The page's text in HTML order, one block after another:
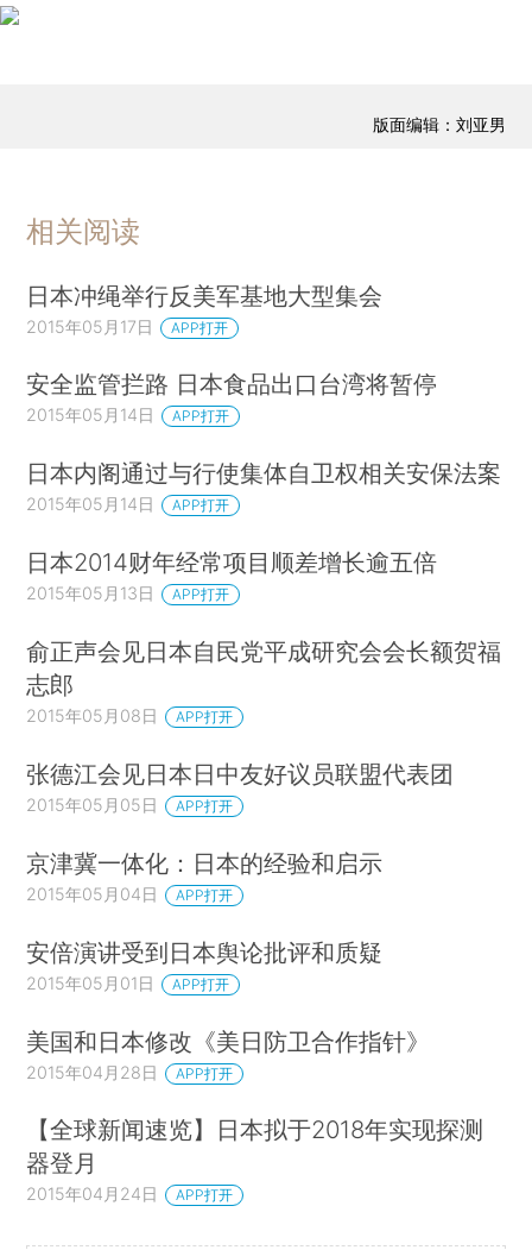
版面编辑：刘亚男
相关阅读
日本冲绳举行反美军基地大型集会
2015年05月17日 APP打开
安全监管拦路 日本食品出口台湾将暂停
2015年05月14日 APP打开
日本内阁通过与行使集体自卫权相关安保法案
2015年05月14日 APP打开
日本2014财年经常项目顺差增长逾五倍
2015年05月13日 APP打开
俞正声会见日本自民党平成研究会会长额贺福
志郎
2015年05月08日 APP打开
张德江会见日本日中友好议员联盟代表团
2015年05月05日 APP打开
京津冀一体化：日本的经验和启示
2015年05月04日 APP打开
安倍演讲受到日本舆论批评和质疑
2015年05月01日 APP打开
美国和日本修改《美日防卫合作指针》
2015年04月28日 APP打开
【全球新闻速览】日本拟于2018年实现探测
器登月
2015年04月24日 APP打开